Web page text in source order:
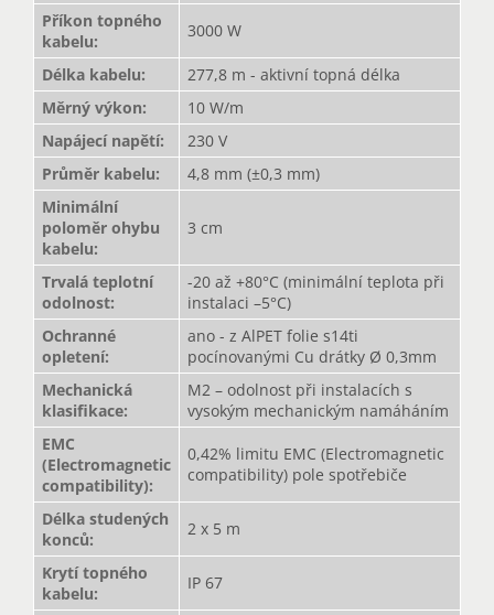
Příkon topného
kabelu:
3000 W
Délka kabelu:
277,8 m - aktivní topná délka
Měrný výkon:
10 W/m
Napájecí napětí:
230 V
Průměr kabelu:
4,8 mm (±0,3 mm)
Minimální
poloměr ohybu
kabelu:
3 cm
Trvalá teplotní
odolnost:
-20 až +80°C (minimální teplota při
instalaci –5°C)
Ochranné
opletení:
ano - z AlPET folie s14ti
pocínovanými Cu drátky Ø 0,3mm
Mechanická
klasifikace:
M2 – odolnost při instalacích s
vysokým mechanickým namáháním
EMC
(Electromagnetic
compatibility):
0,42% limitu EMC (Electromagnetic
compatibility) pole spotřebiče
Délka studených
konců:
2 x 5 m
Krytí topného
kabelu:
IP 67